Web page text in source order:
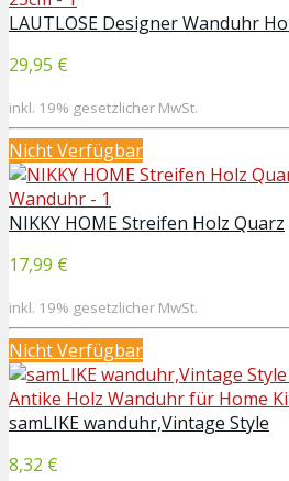
LAUTLOSE Designer Wanduhr
29,95 €
inkl. 19% gesetzlicher MwSt.
Nicht Verfügbar
NIKKY HOME Streifen Holz Quarz
17,99 €
inkl. 19% gesetzlicher MwSt.
Nicht Verfügbar
samLIKE wanduhr,Vintage Style
8,32 €